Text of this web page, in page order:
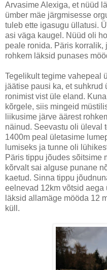
Arvasime Alexiga, et nüüd
ümber mäe järgmisesse
tuleb ette igasugu üllatusi.
asi väga kaugel. Nüüd oli
peale ronida. Päris
rohkem läksid punases
Tegelikult tegime vahepeal
jäätise pausi ka, et suhkrud
ronimist vist üle eland.
kõrgele, siis mingeid
liikusime järve äärest
näinud. Seevastu oli üleval
1400m peal ületasime
lumiseks ja tunne oli
Päris tippu jõudes sõitsime
kõrvalt sai alguse punane
kaetud. Sinna tippu
eelnevad 12km võtsid
läksid allamäge mööda 12
küll.